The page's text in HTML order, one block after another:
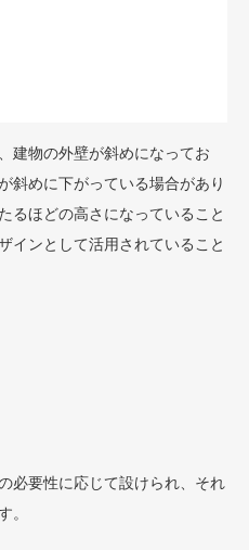
建物の外壁が斜めになってお
斜めに下がっている場合があり
るほどの高さになっていること
インとして活用されていること
必要性に応じて設けられ、それ
。